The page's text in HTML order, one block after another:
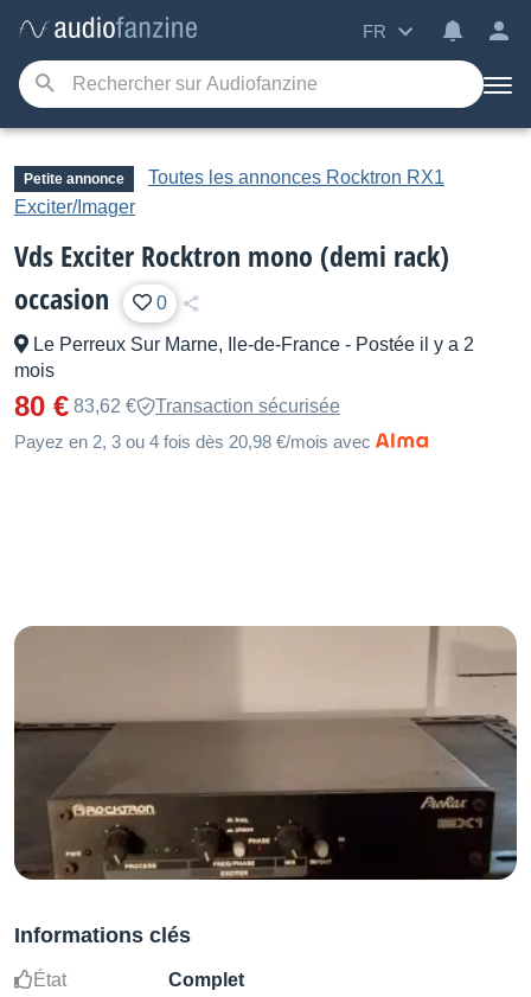
FR
Petite annonce
Toutes les annonces Rocktron RX1
Exciter/Imager
Vds Exciter Rocktron mono (demi rack)
occasion
0
Le Perreux Sur Marne, Ile-de-France - Postée il y a 2
mois
80 € 83,62 €
Transaction sécurisée
Payez en 2, 3 ou 4 fois dès 20,98 €/mois avec
Informations clés
État Complet